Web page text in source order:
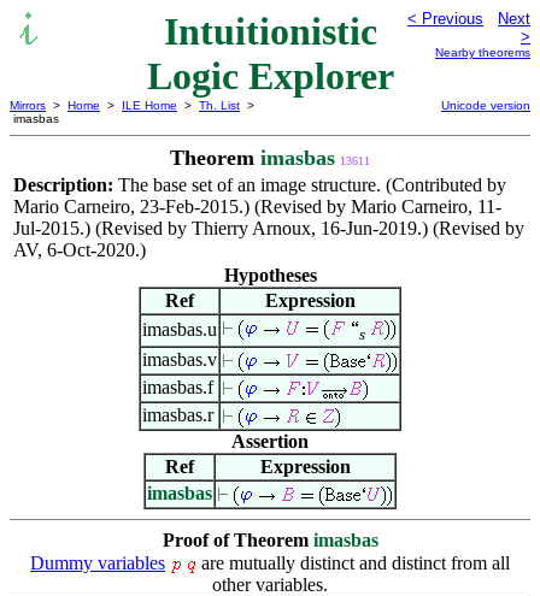
Intuitionistic
Logic Explorer
< Previous
Next
>
Nearby theorems
Mirrors > Home > ILE Home > Th. List >
imasbas
Unicode version
Theorem imasbas 13611
Description: The base set of an image structure. (Contributed by
Mario Carneiro, 23-Feb-2015.) (Revised by Mario Carneiro, 11-
Jul-2015.) (Revised by Thierry Arnoux, 16-Jun-2019.) (Revised by
AV, 6-Oct-2020.)
Hypotheses
Ref
Expression
imasbas.u
s
imasbas.v
imasbas.f
imasbas.r
Assertion
Ref
Expression
imasbas
Proof of Theorem imasbas
Dummy variables
are mutually distinct and distinct from all
other variables.